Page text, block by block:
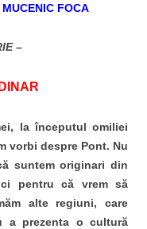
FOCA
–
la începutul omiliei
vorbi despre Pont. Nu
suntem originari din
pentru că vrem să
alte regiuni, care
a prezenta o cultură